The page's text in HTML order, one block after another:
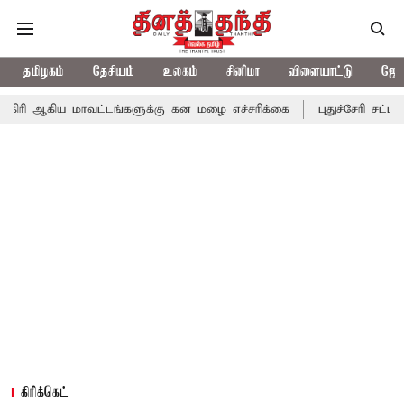
தமிழகம் தேசியம் உலகம் சினிமா விளையாட்டு
கன மழை எச்சரிக்கை புதுச்சேரி சட்டசபையில்
கிரிக்கெட்